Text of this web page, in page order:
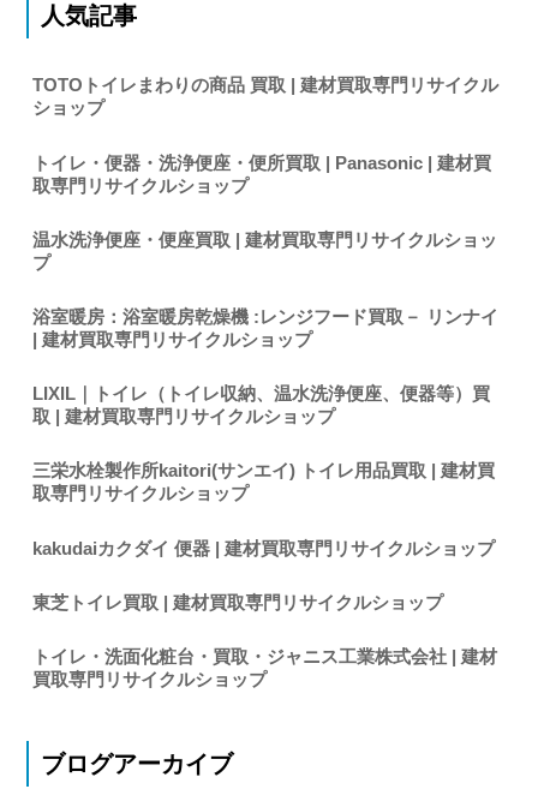
人気記事
TOTOトイレまわりの商品 買取 | 建材買取専門リサイクル
ショップ
トイレ・便器・洗浄便座・便所買取 | Panasonic | 建材買
取専門リサイクルショップ
温水洗浄便座・便座買取 | 建材買取専門リサイクルショッ
プ
浴室暖房：浴室暖房乾燥機 :レンジフード買取－ リンナイ
| 建材買取専門リサイクルショップ
LIXIL｜トイレ（トイレ収納、温水洗浄便座、便器等）買
取 | 建材買取専門リサイクルショップ
三栄水栓製作所kaitori(サンエイ) トイレ用品買取 | 建材買
取専門リサイクルショップ
kakudaiカクダイ 便器 | 建材買取専門リサイクルショップ
東芝トイレ買取 | 建材買取専門リサイクルショップ
トイレ・洗面化粧台・買取・ジャニス工業株式会社 | 建材
買取専門リサイクルショップ
ブログアーカイブ